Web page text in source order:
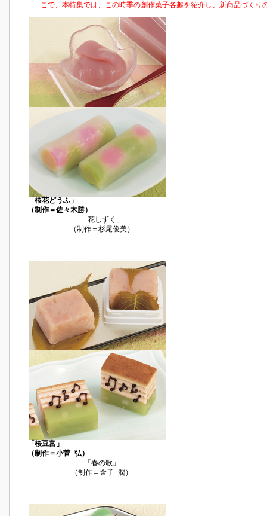
こで、本特集では、この時季の創作菓子各趣を紹介し、新商品づくり
「桜花どうふ」
（制作＝佐々木勝）
「花しずく」
（制作＝杉尾俊美）
「桜豆富」
（制作＝小菅 弘）
「春の歌」
（制作＝金子 潤）